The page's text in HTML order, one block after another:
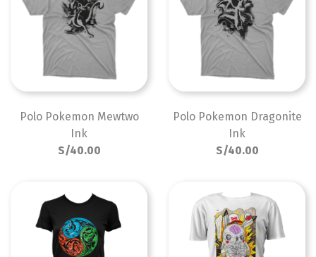
Polo Pokemon Mewtwo
Ink
S/40.00
Polo Pokemon Dragonite
Ink
S/40.00